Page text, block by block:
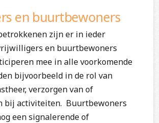
en buurtbewoners
zijn er in ieder
en buurtbewoners
mee in alle voorkomende
bijvoorbeeld in de rol van
verzorgen van of
bij activiteiten. Buurtbewoners
een signalerende of